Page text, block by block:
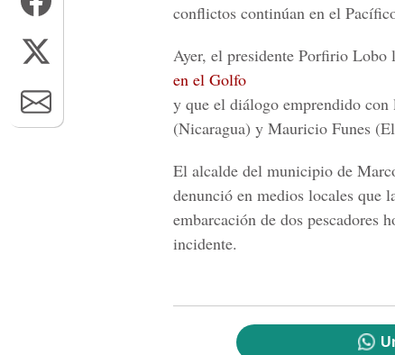
conflictos continúan en el
Ayer, el presidente Porfirio Lobo
en el Golfo
y que el diálogo emprendido con
(Nicaragua) y Mauricio Funes
El alcalde del municipio de
denunció en medios locales que
embarcación de dos pescadores
incidente.